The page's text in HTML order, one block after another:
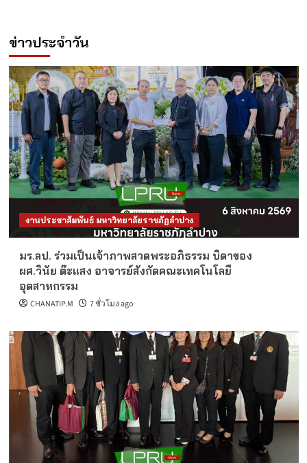
ข่าวประจำวัน
งานประชาสัมพันธ์ มหาวิทยาลัยราชภัฏลำปาง
มร.ลป. ร่วมเป็นเจ้าภาพสวดพระอภิธรรม บิดาของ
ผศ.วินัย ต๊ะแสง อาจารย์สังกัดคณะเทคโนโลยี
อุตสาหกรรม
CHANATIP.M 7 ชั่วโมง ago